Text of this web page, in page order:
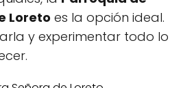
Loreto es la opción ideal.
y experimentar todo lo